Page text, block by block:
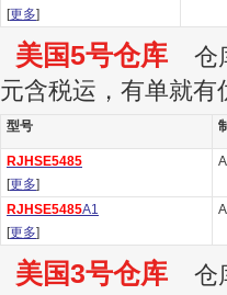
[更多]
美国5号仓库 仓
元含税运，有单就
型号
RJHSE5485
[更多]
RJHSE5485A1
[更多]
美国3号仓库 仓